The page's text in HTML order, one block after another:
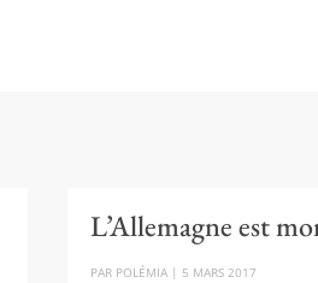
L’Allemagne est
PAR POLÉMIA| 5 MARS 2017